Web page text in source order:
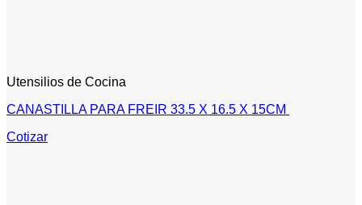
Utensilios de Cocina
CANASTILLA PARA FREIR 33.5 X 16.5 X 15CM
Cotizar